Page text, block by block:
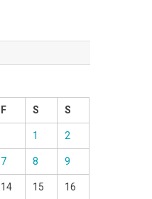
F S S
1 2
7 8 9
14 15 16